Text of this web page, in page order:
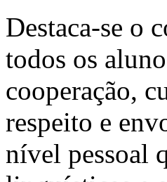
Destaca-se o
todos os
cooperação,
respeito e
nível pessoal